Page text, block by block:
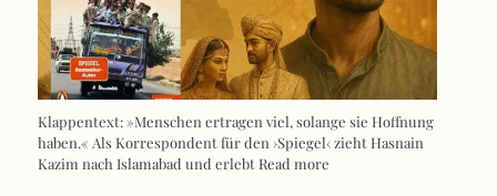
Klappentext: »Menschen ertragen viel, solange sie Hoffnung
haben.« Als Korrespondent für den ›Spiegel‹ zieht Hasnain
Kazim nach Islamabad und erlebt Read more